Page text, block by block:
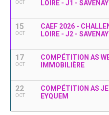
OCT
LOIRE - J1 - SAVENAY
15
OCT
CAEF 2026 -
LOIRE - J2 - SAVENAY
17
OCT
COMPÉTITION AS
IMMOBILIÈRE
22
OCT
COMPÉTITION AS
EYQUEM